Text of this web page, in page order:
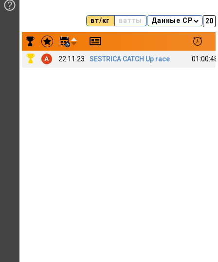
вт/кг ватты Данные CP
Результаты заездов Rob Massa
A 22.11.23 SESTRICA CATCH Up race 01:00:48